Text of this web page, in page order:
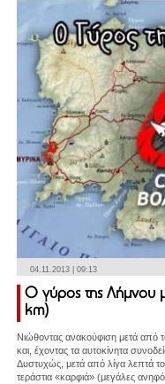
04.11.2013 | 09:13
O γύρος της
km)
Νιώθοντας ανακούφιση μετά από
και, έχοντας τα αυτοκίνητα
Δυστυχώς, μετά από λίγα λεπτά
τεράστια «καρφιά» (μεγάλες